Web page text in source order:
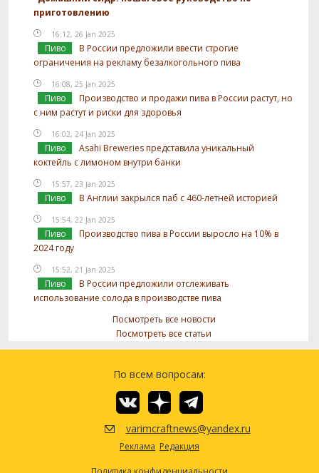
приготовлению
16:12, 26 Jan 2025
Пиво
В России предложили ввести строгие
ограничения на рекламу безалкогольного пива
16:08, 25 Jan 2025
Пиво
Производство и продажи пива в России растут, но
с ним растут и риски для здоровья
16:02, 24 Jan 2025
Пиво
Asahi Breweries представила уникальный
коктейль с лимоном внутри банки
15:57, 23 Jan 2025
Пиво В Англии закрылся паб с 460-летней историей
15:54, 22 Jan 2025
Пиво
Производство пива в России выросло на 10% в
2024 году
15:52, 21 Jan 2025
Пиво
В России предложили отслеживать
использование солода в производстве пива
Посмотреть все новости
Посмотреть все статьи
По всем вопросам:
varimcraftnews@yandex.ru
Реклама Редакция